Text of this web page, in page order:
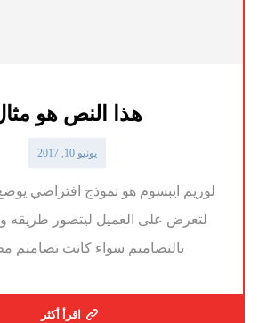
هذا النص هو
يونيو 10, 2017
لوريم ايبسوم هو نموذج افتراضي
لتعرض على العميل ليتصور
بالتصاميم سواء كانت تصاميم
اقرأ أكثر